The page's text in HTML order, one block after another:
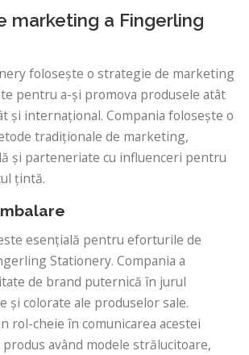
marketing a Fingerling
folosește o strategie de marketing
pentru a-și promova produsele atât
și internațional. Compania folosește o
tradiționale de marketing,
și parteneriate cu influenceri pentru
țintă.
esențială pentru eforturile de
Stationery. Compania a
de brand puternică în jurul
și colorate ale produselor sale.
rol-cheie în comunicarea acestei
având modele strălucitoare,